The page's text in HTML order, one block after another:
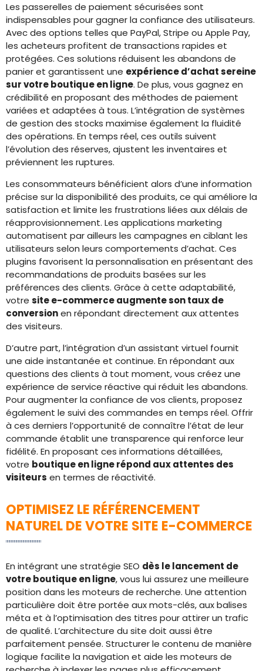
Les passerelles de paiement sécurisées sont
indispensables pour gagner la confiance des utilisateurs.
Avec des options telles que PayPal, Stripe ou Apple Pay,
les acheteurs profitent de transactions rapides et
protégées. Ces solutions réduisent les abandons de
panier et garantissent une expérience d’achat sereine
sur votre boutique en ligne. De plus, vous gagnez en
crédibilité en proposant des méthodes de paiement
variées et adaptées à tous. L’intégration de systèmes
de gestion des stocks maximise également la fluidité
des opérations. En temps réel, ces outils suivent
l’évolution des réserves, ajustent les inventaires et
préviennent les ruptures.
Les consommateurs bénéficient alors d’une information
précise sur la disponibilité des produits, ce qui améliore la
satisfaction et limite les frustrations liées aux délais de
réapprovisionnement. Les applications marketing
automatisent par ailleurs les campagnes en ciblant les
utilisateurs selon leurs comportements d’achat. Ces
plugins favorisent la personnalisation en présentant des
recommandations de produits basées sur les
préférences des clients. Grâce à cette adaptabilité,
votre site e-commerce augmente son taux de
conversionen répondant directement aux attentes
des visiteurs.
D’autre part, l’intégration d’un assistant virtuel fournit
une aide instantanée et continue. En répondant aux
questions des clients à tout moment, vous créez une
expérience de service réactive qui réduit les abandons.
Pour augmenter la confiance de vos clients, proposez
également le suivi des commandes en temps réel. Offrir
à ces derniers l’opportunité de connaître l’état de leur
commande établit une transparence qui renforce leur
fidélité. En proposant ces informations détaillées,
votre boutique en ligne répond aux attentes des
visiteurs en termes de réactivité.
OPTIMISEZ LE RÉFÉRENCEMENT
NATUREL DE VOTRE SITE E-COMMERCE
En intégrant une stratégie SEO dès le lancement de
votre boutique en ligne, vous lui assurez une meilleure
position dans les moteurs de recherche. Une attention
particulière doit être portée aux mots-clés, aux balises
méta et à l’optimisation des titres pour attirer un trafic
de qualité. L’architecture du site doit aussi être
parfaitement pensée. Structurer le contenu de manière
logique facilite la navigation et aide les moteurs de